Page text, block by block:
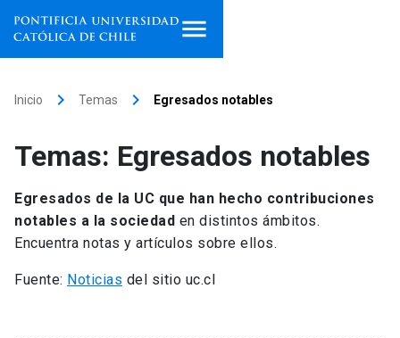
Facultades, escuelas e
institutos
Investigación
Internacionalización launch
Inicio keyboard_arrow_right Temas keyboard_arrow_right Egresados notables
Temas: Egresados notables
Egresados de la UC que han hecho contribuciones
notables a la sociedad en distintos ámbitos.
Encuentra notas y artículos sobre ellos.
Fuente: Noticias del sitio uc.cl